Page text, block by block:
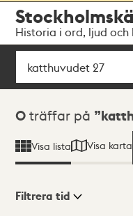
navigationen
huvudinnehållet
Historia i ord, ljud och
Sök
Sökresultat
0 träffar på
Visa lista Visa karta
Filtrera tid